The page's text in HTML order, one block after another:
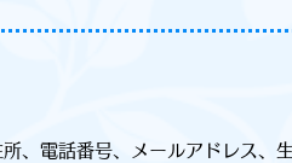
、電話番号、メールアドレス、